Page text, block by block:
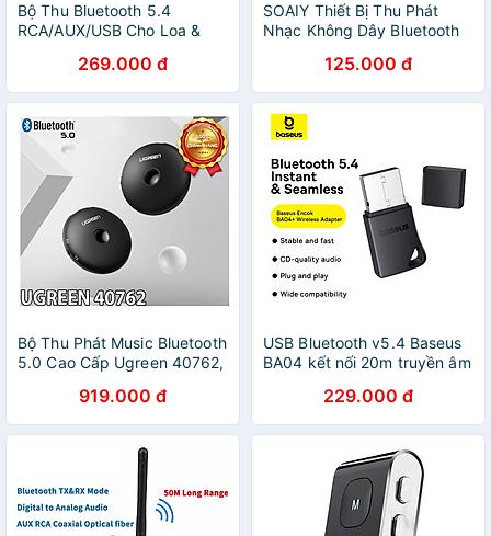
Bộ Thu Bluetooth 5.4
RCA/AUX/USB Cho Loa &
Nhập Khẩu269.000 đ
SOAIY Thiết Bị Thu Phát
Nhạc Không Dây Bluetooth
125.000 đ
Bộ Thu Phát Music Bluetooth
5.0 Cao Cấp Ugreen 40762,
919.000 đ
USB Bluetooth v5.4 Baseus
BA04 kết nối 20m truyền âm
smartphone, tablet - Hàng
Chính Hãng
229.000 đ